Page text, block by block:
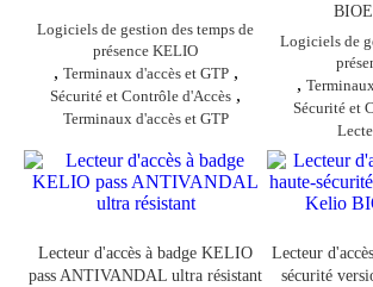
Logiciels de gestion des temps de
présence KELIO
, Terminaux d'accès et GTP,
Sécurité et Contrôle d'Accès ,
Terminaux d'accès et GTP
Logiciels de
,
Sécurité et
Lecteur d'accès à badge KELIO
pass ANTIVANDAL ultra résistant
Lecteur
sécurité